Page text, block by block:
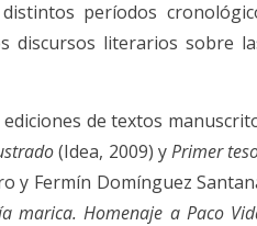
períodos
literarios sobre
de textos
(Idea, 2009) yPrimer
y Fermín Domínguez
marica. Homenaje a Paco